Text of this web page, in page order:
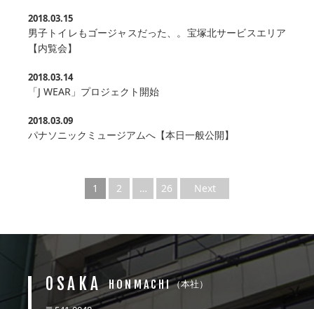
2018.03.15
男子トイレもゴージャスだった、。宝塚北サービスエリア
【内覧会】
2018.03.14
「J WEAR」プロジェクト開始
2018.03.09
パナソニックミュージアムへ【本日一般公開】
1 2 … 26 Next
OSAKA HONMACHI（本社）